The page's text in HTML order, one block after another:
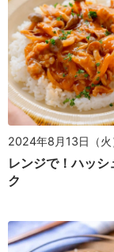
2024年8月13日（火
レンジで！ハッシ
ク